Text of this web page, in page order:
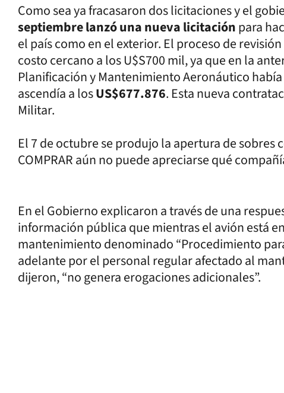
Como sea ya fracasaron dos licitaciones y el
septiembre lanzó una nueva licitaciónpara
el país como en el exterior. El proceso de
costo cercano a los U$S700 mil, ya que en la
Planificación y Mantenimiento Aeronáutico
ascendía a losUS$677.876. Esta nueva
Militar.
El 7 de octubre se produjo la apertura de sobres
COMPRAR aún no puede apreciarse qué
En el Gobierno explicaron a través de una
información pública que mientras el avión está
mantenimiento denominado “Procedimiento
adelante por el personal regular afectado al
dijeron, “no genera erogaciones adicionales”.